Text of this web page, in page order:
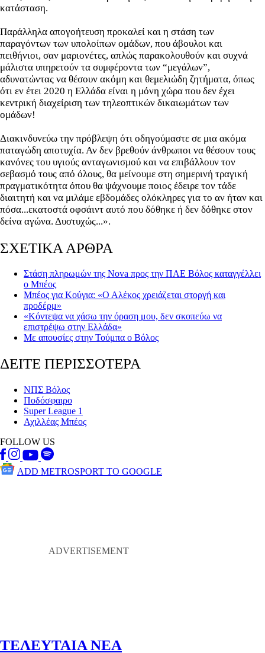
κατάσταση.
Παράλληλα απογοήτευση προκαλεί και η στάση των
παραγόντων των υπολοίπων ομάδων, που άβουλοι και
πειθήνιοι, σαν μαριονέτες, απλώς παρακολουθούν και συχνά
μάλιστα υπηρετούν τα συμφέροντα των “μεγάλων”,
αδυνατώντας να θέσουν ακόμη και θεμελιώδη ζητήματα, όπως
ότι εν έτει 2020 η Ελλάδα είναι η μόνη χώρα που δεν έχει
κεντρική διαχείριση των τηλεοπτικών δικαιωμάτων των
ομάδων!
Διακινδυνεύω την πρόβλεψη ότι οδηγούμαστε σε μια ακόμα
παταγώδη αποτυχία. Αν δεν βρεθούν άνθρωποι να θέσουν τους
κανόνες του υγιούς ανταγωνισμού και να επιβάλλουν τον
σεβασμό τους από όλους, θα μείνουμε στη σημερινή τραγική
πραγματικότητα όπου θα ψάχνουμε ποιος έδειρε τον τάδε
διαιτητή και να μιλάμε εβδομάδες ολόκληρες για το αν ήταν και
πόσα...εκατοστά οφσάιντ αυτό που δόθηκε ή δεν δόθηκε στον
δείνα αγώνα. Δυστυχώς...».
ΣΧΕΤΙΚΑ ΑΡΘΡΑ
Στάση πληρωμών της Nova προς την ΠΑΕ Βόλος καταγγέλλει
ο Μπέος
Μπέος για Κούγια: «Ο Αλέκος χρειάζεται στοργή και
προδέρμ»
«Κόντεψα να χάσω την όραση μου, δεν σκοπεύω να
επιστρέψω στην Ελλάδα»
Με απουσίες στην Τούμπα ο Βόλος
ΔΕΙΤΕ ΠΕΡΙΣΣΟΤΕΡΑ
ΝΠΣ Βόλος
Ποδόσφαιρο
Super League 1
Αχιλλέας Μπέος
FOLLOW US
ADD METROSPORT TO GOOGLE
ΤΕΛΕΥΤΑΙΑ ΝΕΑ